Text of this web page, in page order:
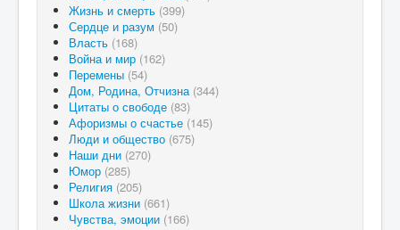
Жизнь и смерть (399)
Сердце и разум (50)
Власть (168)
Война и мир (162)
Перемены (54)
Дом, Родина, Отчизна (344)
Цитаты о свободе (83)
Афоризмы о счастье (145)
Люди и общество (675)
Наши дни (270)
Юмор (285)
Религия (205)
Школа жизни (661)
Чувства, эмоции (166)